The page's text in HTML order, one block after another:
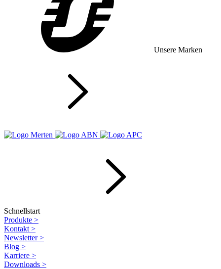
Unsere Marken
Schnellstart
Produkte >
Kontakt >
Newsletter>
Blog >
Karriere >
Downloads >